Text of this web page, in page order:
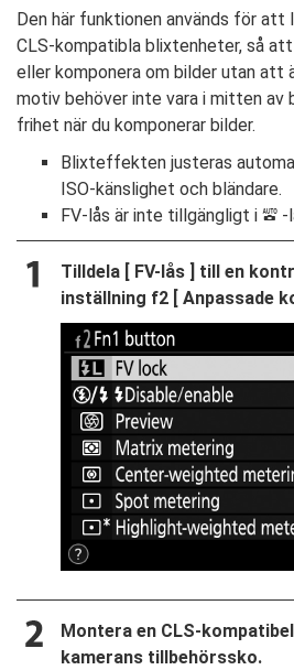
Den här funktionen används för
CLS-kompatibla blixtenheter, så
eller komponera om bilder utan att
motiv behöver inte vara i mitten av
frihet när du komponerar bilder.
Blixteffekten justeras
ISO-känslighet och bländare.
FV-lås är inte tillgängligt i b -
Tilldela [ FV-lås ] till en
inställning f2 [ Anpassade
Montera en CLS-
kamerans tillbehörssko.